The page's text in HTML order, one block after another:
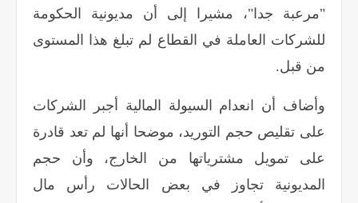
"مرعبة جدا"، مشيرا إلى أن مديونية الحكومة
للشركات العاملة في القطاع لم تبلغ هذا المستوى
من قبل.
وأضاف أن انعدام السيولة المالية أجبر الشركات
على تقليص حجم التوريد، موضحا أنها لم تعد قادرة
على تمويل مشترياتها من الخارج، وأن حجم
المديونية تجاوز في بعض الحالات رأس مال